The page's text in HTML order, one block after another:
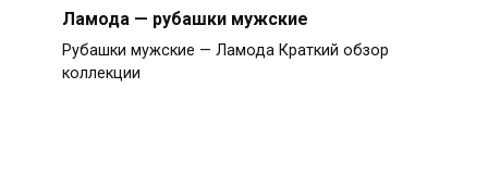
Ламода — рубашки мужские
Рубашки мужские — Ламода Краткий обзор
коллекции